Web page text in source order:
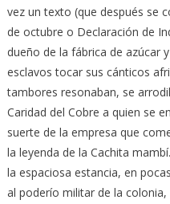
vez un texto (que después se
de octubre o Declaración de
dueño de la fábrica de azúcar
esclavos tocar sus cánticos
tambores resonaban, se
Caridad del Cobre a quien se
suerte de la empresa que
la leyenda de la Cachita
la espaciosa estancia, en
al poderío militar de la